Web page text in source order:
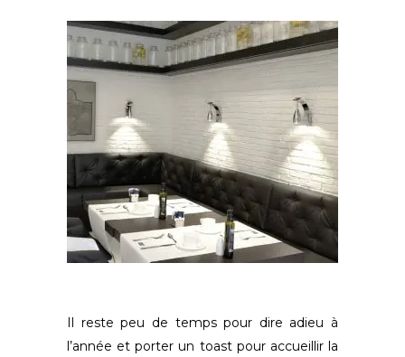
Il reste peu de temps pour dire adieu à
l’année et porter un toast pour accueillir la